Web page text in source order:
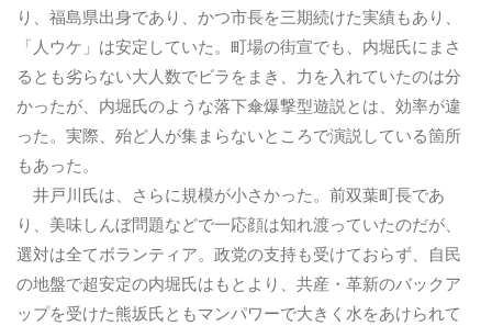
り、福島県出身であり、かつ市長を三期続けた実績もあり、
「人ウケ」は安定していた。町場の街宣でも、内堀氏にまさ
るとも劣らない大人数でビラをまき、力を入れていたのは分
かったが、内堀氏のような落下傘爆撃型遊説とは、効率が違
った。実際、殆ど人が集まらないところで演説している箇所
もあった。
井戸川氏は、さらに規模が小さかった。前双葉町長であ
り、美味しんぼ問題などで一応顔は知れ渡っていたのだが、
選対は全てボランティア。政党の支持も受けておらず、自民
の地盤で超安定の内堀氏はもとより、共産・革新のバックア
ップを受けた熊坂氏ともマンパワーで大きく水をあけられて